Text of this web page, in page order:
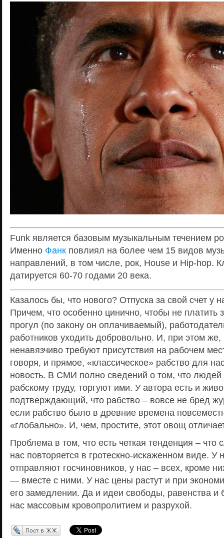
Funk является базовым музыкальным течением
Именно Фанк повлиял на более чем 15 видов
направлений, в том числе, рок, House и Hip-hop.
датируется 60-70 годами 20 века.
Казалось бы, что нового? Отпуска за свой счет у
Причем, что особенно цинично, чтобы не платить
прогул (по закону он оплачиваемый),
работников уходить добровольно. И, при этом
ненавязчиво требуют присутствия на рабочем
говоря, и прямое, «классическое» рабство для
новость. В СМИ полно сведений о том, что людей
рабскому труду, торгуют ими. У автора есть и
подтверждающий, что рабство – вовсе не бред
если рабство было в древние времена
«глобально». И, чем, простите, этот овощ
Проблема в том, что есть четкая тенденция – что
нас повторяется в гротескно-искаженном виде. У
отправляют госчиновников, у нас – всех, кроме
— вместе с ними. У нас цены растут и при
его замедлении. Да и идеи свободы, равенства и
нас массовым кровопролитием и разрухой.
Перепост в ЖЖ